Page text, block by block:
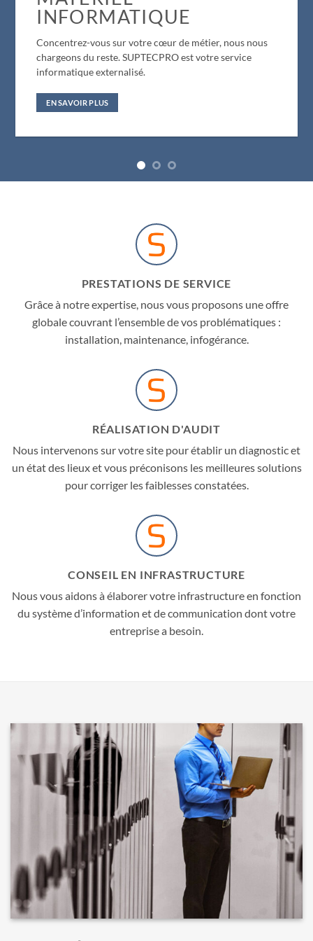
INFORMATIQUE
Concentrez-vous sur votre cœur de métier, nous nous
chargeons du reste. SUPTECPRO est votre service
informatique externalisé.
EN SAVOIR PLUS
PRESTATIONS DE SERVICE
Grâce à notre expertise, nous vous proposons une offre
globale couvrant l’ensemble de vos problématiques :
installation, maintenance, infogérance.
RÉALISATION D'AUDIT
Nous intervenons sur votre site pour établir un diagnostic et
un état des lieux et vous préconisons les meilleures solutions
pour corriger les faiblesses constatées.
CONSEIL EN INFRASTRUCTURE
Nous vous aidons à élaborer votre infrastructure en fonction
du système d’information et de communication dont votre
entreprise a besoin.